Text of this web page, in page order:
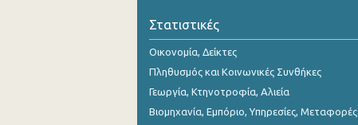
Στατιστικές
Οικονομία, Δείκτες
Πληθυσμός και Κοινωνικές Συνθήκες
Γεωργία, Κτηνοτροφία, Αλιεία
Βιομηχανία, Εμπόριο, Υπηρεσίες, Μεταφορές